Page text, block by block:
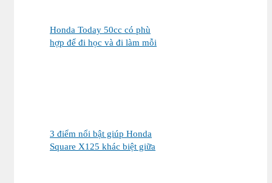
Honda Today 50cc có phù
hợp để đi học và đi làm mỗi
3 điểm nổi bật giúp Honda
Square X125 khác biệt giữa